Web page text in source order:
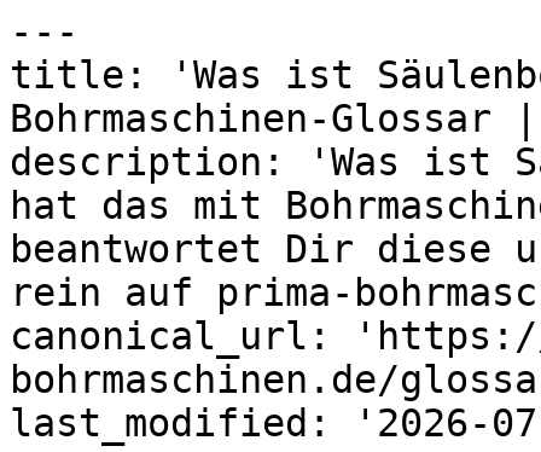
---
title: 'Was ist
Bohrmaschinen-Glossar
description: 'Was ist
hat das mit
beantwortet Dir diese
rein auf prima-
canonical_url: 'https://
bohrmaschinen.de/
last_modified: '2026-